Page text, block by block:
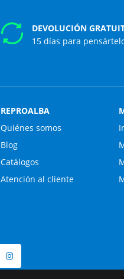
DEVOLUCIÓN
15 días para
REPROALBA
Quiénes somos
Blog
Catálogos
Atención al cliente